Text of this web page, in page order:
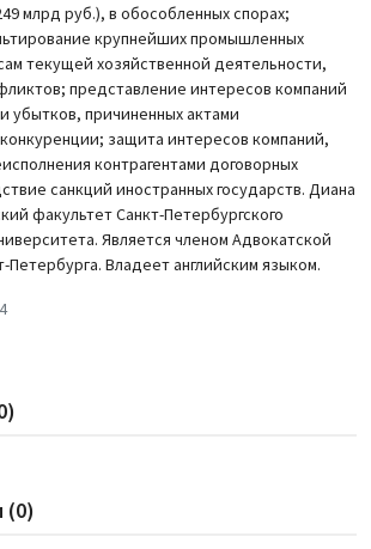
млрд руб.), в обособленных спорах;
крупнейших промышленных
текущей хозяйственной деятельности,
представление интересов компаний
убытков, причиненных актами
защита интересов компаний,
контрагентами договорных
санкций иностранных государств. Диана
факультет Санкт-Петербургского
Является членом Адвокатской
Петербурга. Владеет английским языком.
(0)